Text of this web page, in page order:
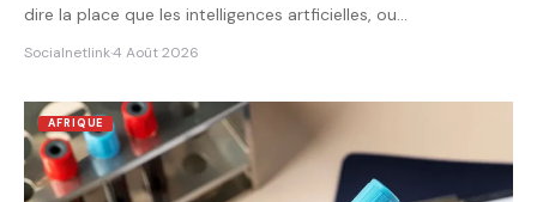
dire la place que les intelligences artficielles, ou…
Socialnetlink·4 Août 2026
AFRIQUE